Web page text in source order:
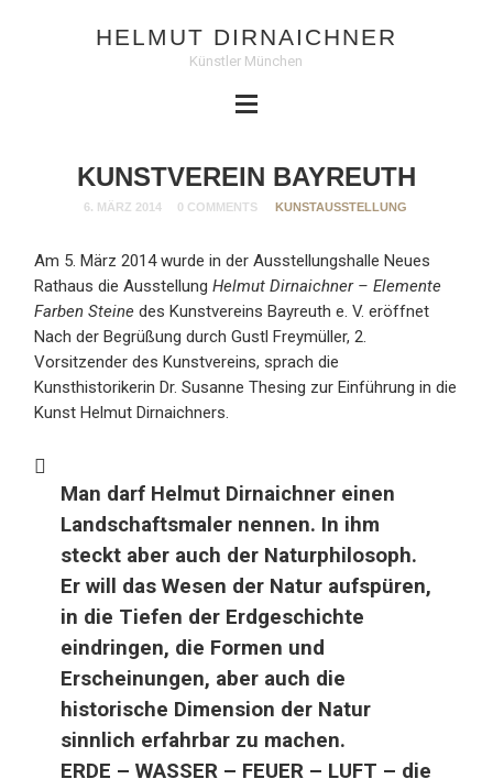
HELMUT DIRNAICHNER
Künstler München
KUNSTVEREIN BAYREUTH
6. MÄRZ 2014 0 COMMENTS KUNSTAUSSTELLUNG
Am 5. März 2014 wurde in der Ausstellungshalle Neues
Rathaus die AusstellungHelmut Dirnaichner – Elemente
Farben Steine des Kunstvereins Bayreuth e. V. eröffnet
Nach der Begrüßung durch Gustl Freymüller, 2.
Vorsitzender des Kunstvereins, sprach die
Kunsthistorikerin Dr. Susanne Thesing zur Einführung in die
Kunst Helmut Dirnaichners.
Man darf Helmut Dirnaichner einen
Landschaftsmaler nennen. In ihm
steckt aber auch der Naturphilosoph.
Er will das Wesen der Natur aufspüren,
in die Tiefen der Erdgeschichte
eindringen, die Formen und
Erscheinungen, aber auch die
historische Dimension der Natur
sinnlich erfahrbar zu machen.
ERDE – WASSER – FEUER – LUFT – die